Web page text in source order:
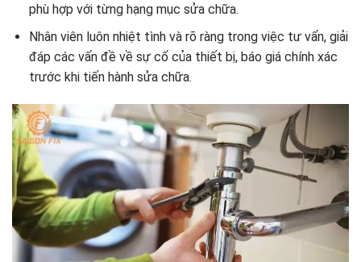
phù hợp với từng hạng mục sửa chữa.
Nhân viên luôn nhiệt tình và rõ ràng trong việc tư vấn, giải
đáp các vấn đề về sự cố của thiết bị, báo giá chính xác
trước khi tiến hành sửa chữa.